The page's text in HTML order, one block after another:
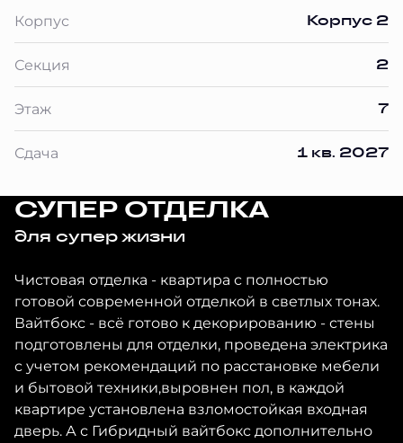
Корпус Корпус 2
Секция 2
Этаж 7
Сдача 1 кв. 2027
СУПЕР ОТДЕЛКА
для супер жизни
Чистовая отделка - квартира с полностью
готовой современной отделкой в светлых тонах.
Вайтбокс - всё готово к декорированию - стены
подготовлены для отделки, проведена электрика
с учетом рекомендаций по расстановке мебели
и бытовой техники,выровнен пол, в каждой
квартире установлена взломостойкая входная
дверь. А с Гибридный вайтбокс дополнительно